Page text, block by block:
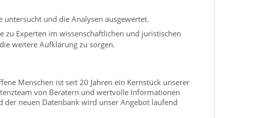
und die Analysen ausgewertet.
zu Experten im wissenschaftlichen und juristischen
weitere Aufklärung zu sorgen.
Menschen ist seit 20 Jahren ein Kernstück unserer
von Beratern und wertvolle Informationen
neuen Datenbank wird unser Angebot laufend